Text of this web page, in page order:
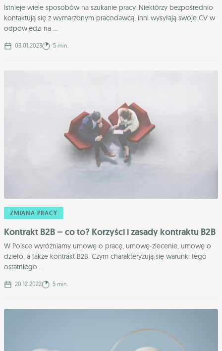
Istnieje wiele sposobów na szukanie pracy. Niektórzy bezpośrednio
kontaktują się z wymarzonym pracodawcą, inni wysyłają swoje CV w
odpowiedzi na ...
03.01.2023 5 min.
ZMIANA PRACY
Kontrakt B2B – co to? Korzyści i zasady kontraktu B2B
W Polsce wyróżniamy umowę o pracę, umowę-zlecenie, umowę o
dzieło, a także kontrakt B2B. Czym charakteryzują się warunki tego
ostatniego ...
20.12.2022 5 min.